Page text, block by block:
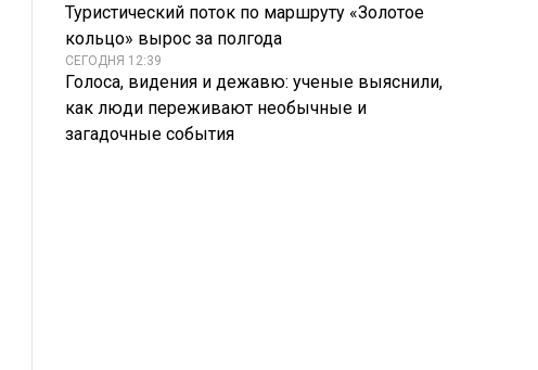
Туристический поток по маршруту «Золотое
кольцо» вырос за полгода
СЕГОДНЯ 12:39
Голоса, видения и дежавю: ученые выяснили,
как люди переживают необычные и
загадочные события